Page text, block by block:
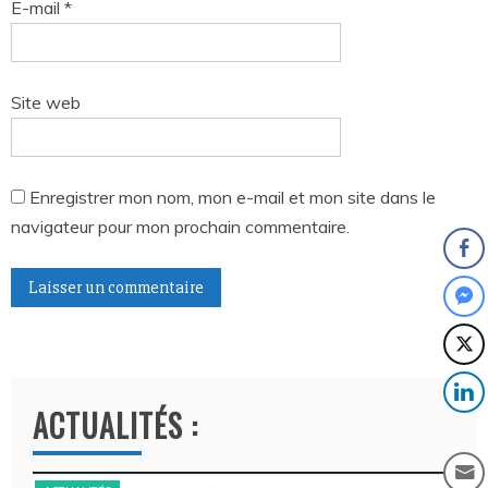
E-mail *
Site web
Enregistrer mon nom, mon e-mail et mon site dans le
navigateur pour mon prochain commentaire.
ACTUALITÉS :